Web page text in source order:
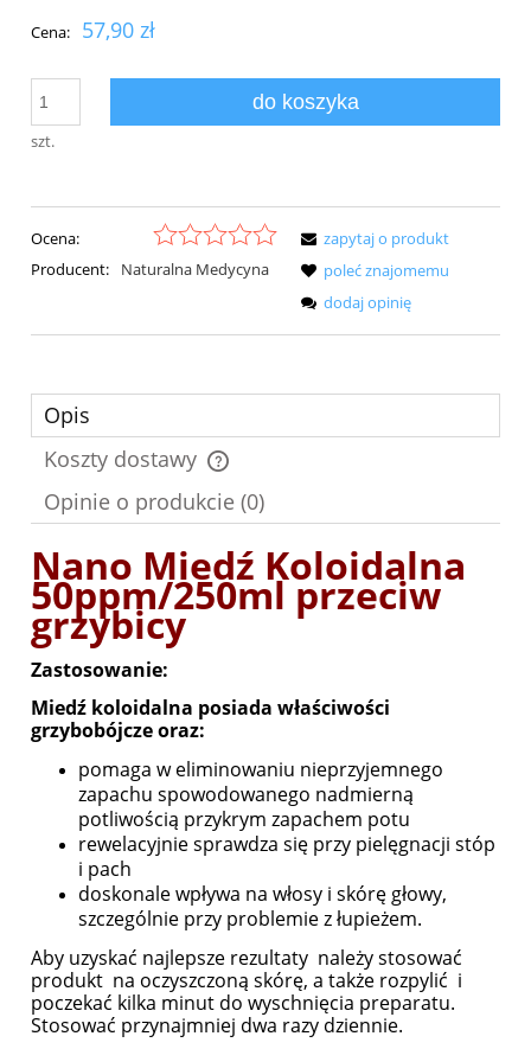
Cena: 57,90 zł
szt.
do koszyka
Ocena:
Producent:
Naturalna Medycyna
zapytaj o produkt
poleć znajomemu
dodaj opinię
Opis
Koszty dostawy
Cena nie zawiera ewentualnych kosztów płatności
Opinie o produkcie (0)
Nano Miedź Koloidalna
50ppm/250ml przeciw
grzybicy
Zastosowanie:
Miedź koloidalna posiada właściwości
grzybobójcze oraz:
pomaga w eliminowaniu nieprzyjemnego
zapachu spowodowanego nadmierną
potliwością przykrym zapachem potu
rewelacyjnie sprawdza się przy pielęgnacji stóp
i pach
doskonale wpływa na włosy i skórę głowy,
szczególnie przy problemie z łupieżem.
Aby uzyskać najlepsze rezultaty należy stosować
produkt na oczyszczoną skórę, a także rozpylić i
poczekać kilka minut do wyschnięcia preparatu.
Stosować przynajmniej dwa razy dziennie.